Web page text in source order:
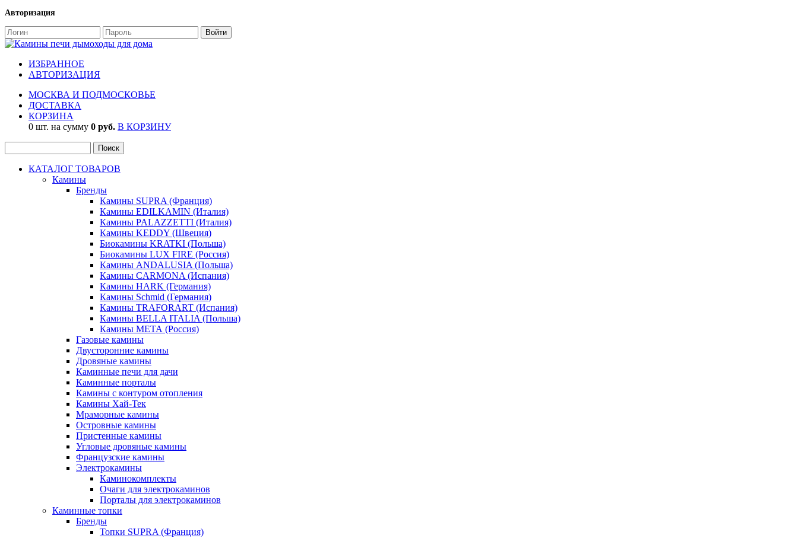
Авторизация
ИЗБРАННОЕ
АВТОРИЗАЦИЯ
МОСКВА И ПОДМОСКОВЬЕ
ДОСТАВКА
КОРЗИНА
0 шт. на сумму 0 руб. В КОРЗИНУ
КАТАЛОГ ТОВАРОВ
Камины
Бренды
Камины SUPRA (Франция)
Камины EDILKAMIN (Италия)
Камины PALAZZETTI (Италия)
Камины KEDDY (Швеция)
Биокамины KRATKI (Польша)
Биокамины LUX FIRE (Россия)
Камины ANDALUSIA (Польша)
Камины CARMONA (Испания)
Камины HARK (Германия)
Камины Schmid (Германия)
Камины TRAFORART (Испания)
Камины BELLA ITALIA (Польша)
Камины МЕТА (Россия)
Газовые камины
Двусторонние камины
Дровяные камины
Каминные печи для дачи
Каминные порталы
Камины с контуром отопления
Камины Хай-Тек
Мраморные камины
Островные камины
Пристенные камины
Угловые дровяные камины
Французские камины
Электрокамины
Каминокомплекты
Очаги для электрокаминов
Порталы для электрокаминов
Каминные топки
Бренды
Топки SUPRA (Франция)